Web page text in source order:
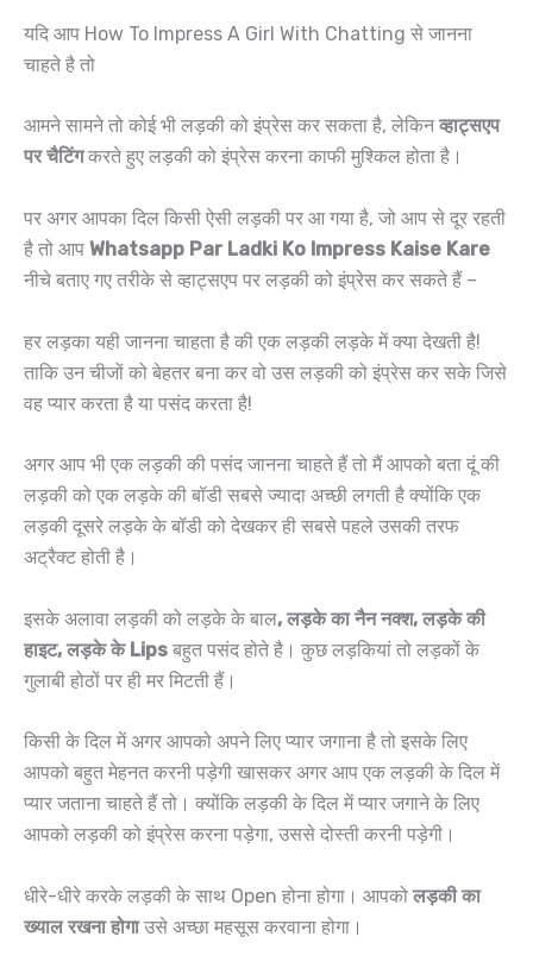
यदि आप How To Impress A Girl With Chatting से जानना
चाहते है तो
आमने सामने तो कोई भी लड़की को इंप्रेस कर सकता है, लेकिनव्हाट्सएप
पर चैटिंगकरते हुए लड़की को इंप्रेस करना काफी मुश्किल होता है।
पर अगर आपका दिल किसी ऐसी लड़की पर आ गया है, जो आप से दूर रहती
है तो आप Whatsapp Par Ladki Ko Impress Kaise Kare
नीचे बताए गए तरीके से व्हाट्सएप पर लड़की को इंप्रेस कर सकते हैं –
हर लड़का यही जानना चाहता है की एक लड़की लड़के में क्या देखती है!
ताकि उन चीजों को बेहतर बना कर वो उस लड़की को इंप्रेस कर सके जिसे
वह प्यार करता है या पसंद करता है!
अगर आप भी एक लड़की की पसंद जानना चाहते हैं तो मैं आपको बता दूं की
लड़की को एक लड़के की बॉडी सबसे ज्यादा अच्छी लगती है क्योंकि एक
लड़की दूसरे लड़के के बॉडी को देखकर ही सबसे पहले उसकी तरफ
अट्रैक्ट होती है।
इसके अलावा लड़की को लड़के के बाल, लड़के का नैन नक्श, लड़के की
हाइट, लड़के के Lips बहुत पसंद होते है। कुछ लड़कियां तो लड़कों के
गुलाबी होठों पर ही मर मिटती हैं।
किसी के दिल में अगर आपको अपने लिए प्यार जगाना है तो इसके लिए
आपको बहुत मेहनत करनी पड़ेगी खासकर अगर आप एक लड़की के दिल में
प्यार जताना चाहते हैं तो। क्योंकि लड़की के दिल में प्यार जगाने के लिए
आपको लड़की को इंप्रेस करना पड़ेगा, उससे दोस्ती करनी पड़ेगी।
धीरे-धीरे करके लड़की के साथ Open होना होगा। आपको लड़की का
ख्याल रखना होगाउसे अच्छा महसूस करवाना होगा।